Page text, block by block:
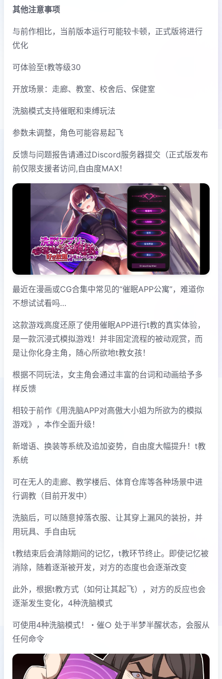
其他注意事项
与前作相比，当前版本运行可能较卡顿，正式版将进行
优化
可体验至t教等级30
开放场景：走廊、教室、校舍后、保健室
洗脑模式支持催眠和束缚玩法
参数未调整，角色可能容易起飞
反馈与问题报告请通过Discord服务器提交（正式版发布
前仅限支援者访问,自由度MAX！
最近在漫画或CG合集中常见的“催眠APP公寓”，难道你
不想试试看吗…
这款游戏高度还原了使用催眠APP进行t教的真实体验，
是一款沉浸式模拟游戏！并非固定流程的被动观赏，而
是让你化身主角，随心所欲地t教女孩！
根据不同玩法，女主角会通过丰富的台词和动画给予多
样反馈
相较于前作《用洗脑APP对高傲大小姐为所欲为的模拟
游戏》，本作全面升级！
新增语、换装等系统及追加姿势，自由度大幅提升！t教
系统
可在无人的走廊、教学楼后、体育仓库等各种场景中进
行调教（目前开发中）
洗脑后，可以随意掉落衣服、让其穿上漏风的装扮，并
用玩具、手自由玩
t教结束后会清除期间的记忆，t教环节终止。即使记忆被
消除，随着逐渐被开发，对方的态度也会逐渐改变
此外，根据t教方式（如何让其起飞），对方的反应也会
逐渐发生变化，4种洗脑模式
可使用4种洗脑模式！・催○ 处于半梦半醒状态，会服从
任何命令